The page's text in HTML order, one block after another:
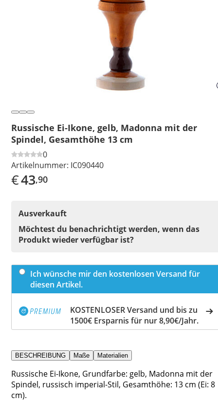
Russische Ei-Ikone, gelb, Madonna mit der
Spindel, Gesamthöhe 13 cm
0
Artikelnummer: IC090440
€43,90
Ausverkauft
Möchtest du benachrichtigt werden, wenn das
Produkt wieder verfügbar ist?
Ich wünsche mir den kostenlosen Versand für
diesen Artikel.
KOSTENLOSER Versand und bis zu
1500€ Ersparnis für nur 8,90€/Jahr.
BESCHREIBUNG Maße Materialien
Russische Ei-Ikone, Grundfarbe: gelb, Madonna mit der
Spindel, russisch imperial-Stil, Gesamthöhe: 13 cm (Ei: 8
cm).